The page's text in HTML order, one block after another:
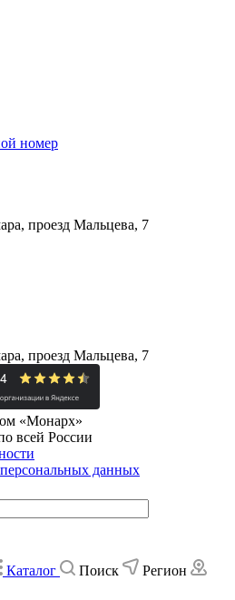
номер
проезд Мальцева, 7
проезд Мальцева, 7
«Монарх»
всей России
данных
Каталог Поиск
Регион